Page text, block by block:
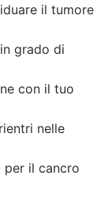
il tumore
grado di
con il tuo
nelle
per il cancro